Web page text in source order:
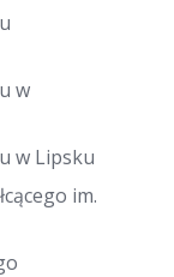
w
w Lipsku
im.